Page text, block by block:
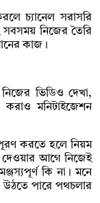
চ্যানেল সরাসরি
নিজের তৈরি
কাজ।
ভিডিও দেখা,
মনিটাইজেশন
করতে হলে নিয়ম
আগে নিজেই
কি না। মনে
উঠতে পারে পথচলার